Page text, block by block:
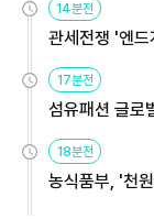
14분전
관세전쟁 '엔
용해야
17분전
섬유패션 글로
원
18분전
농식품부, '천